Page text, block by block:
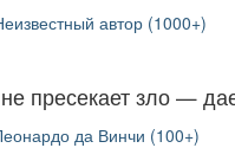
автор (1000+)
пресекает зло —
да Винчи (100+)